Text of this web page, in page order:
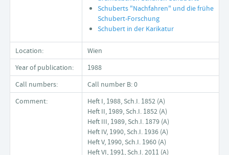
Schuberts "Nachfahren" und die frühe
Schubert-Forschung
Schubert in der Karikatur
Location:
Wien
Year of publication:
1988
Call numbers:
Call number B: 0
Comment:
Heft I, 1988, Sch.I. 1852 (A)
Heft II, 1989, Sch.I. 1852 (A)
Heft III, 1989, Sch.I. 1879 (A)
Heft IV, 1990, Sch.I. 1936 (A)
Heft V, 1990, Sch.I. 1960 (A)
Heft VI, 1991, Sch.I. 2011 (A)